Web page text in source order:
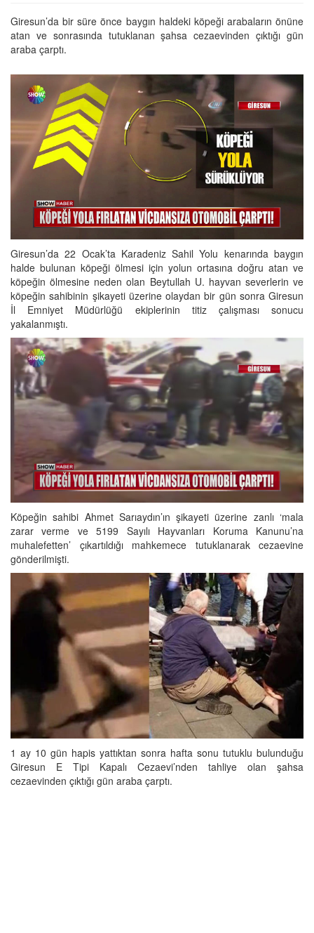
Giresun’da bir süre önce baygın haldeki köpeği arabaların önüne
atan ve sonrasında tutuklanan şahsa cezaevinden çıktığı gün
araba çarptı.
Giresun’da 22 Ocak’ta Karadeniz Sahil Yolu kenarında baygın
halde bulunan köpeği ölmesi için yolun ortasına doğru atan ve
köpeğin ölmesine neden olan Beytullah U. hayvan severlerin ve
köpeğin sahibinin şikayeti üzerine olaydan bir gün sonra Giresun
İl Emniyet Müdürlüğü ekiplerinin titiz çalışması sonucu
yakalanmıştı.
Köpeğin sahibi Ahmet Sarıaydın’ın şikayeti üzerine zanlı ‘mala
zarar verme ve 5199 Sayılı Hayvanları Koruma Kanunu’na
muhalefetten’ çıkartıldığı mahkemece tutuklanarak cezaevine
gönderilmişti.
1 ay 10 gün hapis yattıktan sonra hafta sonu tutuklu bulunduğu
Giresun E Tipi Kapalı Cezaevi’nden tahliye olan şahsa
cezaevinden çıktığı gün araba çarptı.